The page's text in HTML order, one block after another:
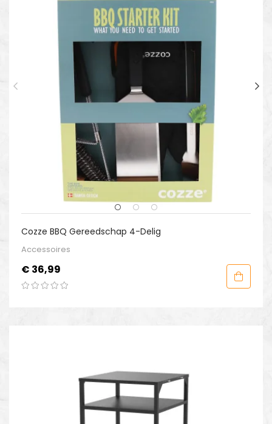
Cozze BBQ Gereedschap 4-Delig
Accessoires
Prijs
€ 36,99